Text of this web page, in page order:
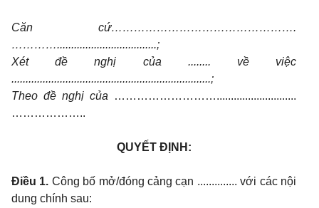
Căn cứ………………………………………….
…………...................................;
Xét đề nghị của ........ về việc
......................................................................;
Theo đề nghị của
………………………............................
………………..
QUYẾT ĐỊNH:
Điều 1. Công bố mở/đóng cảng cạn .............. với các nội
dung chính sau: